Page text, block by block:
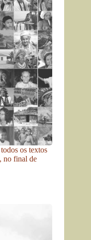
os textos
no final de